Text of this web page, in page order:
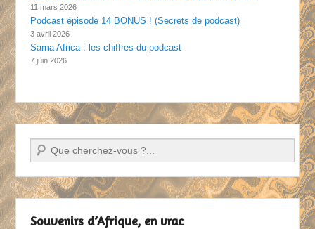
11 mars 2026
Podcast épisode 14 BONUS ! (Secrets de podcast)
3 avril 2026
Sama Africa : les chiffres du podcast
7 juin 2026
Recherche
Souvenirs d’Afrique, en vrac